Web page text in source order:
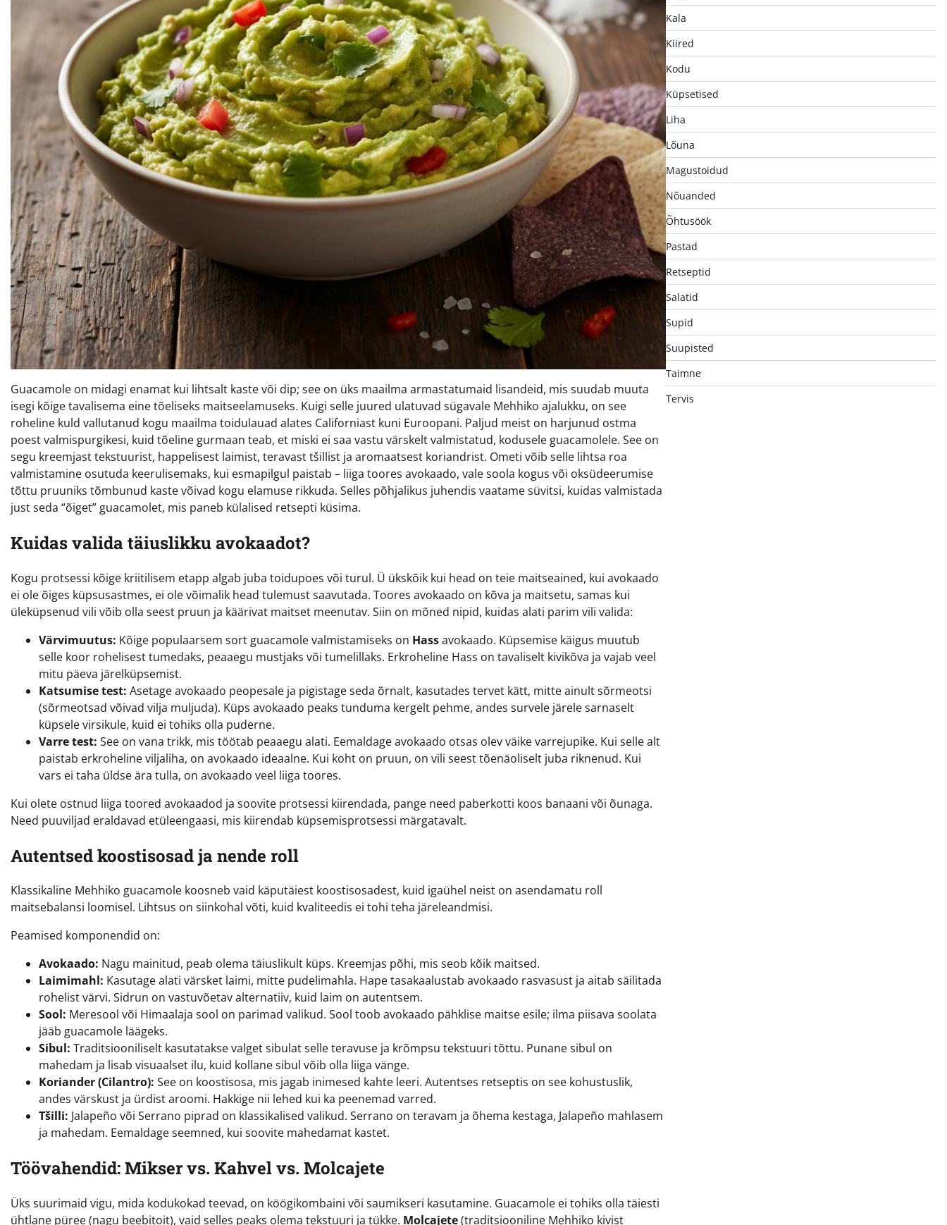
Guacamole on midagi enamat kui lihtsalt kaste või dip; see on üks maailma armastatumaid lisandeid, mis suudab muuta
isegi kõige tavalisema eine tõeliseks maitseelamuseks. Kuigi selle juured ulatuvad sügavale Mehhiko ajalukku, on see
roheline kuld vallutanud kogu maailma toidulauad alates Californiast kuni Euroopani. Paljud meist on harjunud ostma
poest valmispurgikesi, kuid tõeline gurmaan teab, et miski ei saa vastu värskelt valmistatud, kodusele guacamolele. See on
segu kreemjast tekstuurist, happelisest laimist, teravast tšillist ja aromaatsest koriandrist. Ometi võib selle lihtsa roa
valmistamine osutuda keerulisemaks, kui esmapilgul paistab – liiga toores avokaado, vale soola kogus või oksüdeerumise
tõttu pruuniks tõmbunud kaste võivad kogu elamuse rikkuda. Selles põhjalikus juhendis vaatame süvitsi, kuidas valmistada
just seda “õiget” guacamolet, mis paneb külalised retsepti küsima.
Kuidas valida täiuslikku avokaadot?
Kogu protsessi kõige kriitilisem etapp algab juba toidupoes või turul. Ü ükskõik kui head on teie maitseained, kui avokaado
ei ole õiges küpsusastmes, ei ole võimalik head tulemust saavutada. Toores avokaado on kõva ja maitsetu, samas kui
üleküpsenud vili võib olla seest pruun ja käärivat maitset meenutav. Siin on mõned nipid, kuidas alati parim vili valida:
Värvimuutus: Kõige populaarsem sort guacamole valmistamiseks on Hassavokaado. Küpsemise käigus muutub
selle koor rohelisest tumedaks, peaaegu mustjaks või tumelillaks. Erkroheline Hass on tavaliselt kivikõva ja vajab veel
mitu päeva järelküpsemist.
Katsumise test: Asetage avokaado peopesale ja pigistage seda õrnalt, kasutades tervet kätt, mitte ainult sõrmeotsi
(sõrmeotsad võivad vilja muljuda). Küps avokaado peaks tunduma kergelt pehme, andes survele järele sarnaselt
küpsele virsikule, kuid ei tohiks olla puderne.
Varre test: See on vana trikk, mis töötab peaaegu alati. Eemaldage avokaado otsas olev väike varrejupike. Kui selle alt
paistab erkroheline viljaliha, on avokaado ideaalne. Kui koht on pruun, on vili seest tõenäoliselt juba riknenud. Kui
vars ei taha üldse ära tulla, on avokaado veel liiga toores.
Kui olete ostnud liiga toored avokaadod ja soovite protsessi kiirendada, pange need paberkotti koos banaani või õunaga.
Need puuviljad eraldavad etüleengaasi, mis kiirendab küpsemisprotsessi märgatavalt.
Autentsed koostisosad ja nende roll
Klassikaline Mehhiko guacamole koosneb vaid käputäiest koostisosadest, kuid igaühel neist on asendamatu roll
maitsebalansi loomisel. Lihtsus on siinkohal võti, kuid kvaliteedis ei tohi teha järeleandmisi.
Peamised komponendid on:
Avokaado: Nagu mainitud, peab olema täiuslikult küps. Kreemjas põhi, mis seob kõik maitsed.
Laimimahl: Kasutage alati värsket laimi, mitte pudelimahla. Hape tasakaalustab avokaado rasvasust ja aitab säilitada
rohelist värvi. Sidrun on vastuvõetav alternatiiv, kuid laim on autentsem.
Sool: Meresool või Himaalaja sool on parimad valikud. Sool toob avokaado pähklise maitse esile; ilma piisava soolata
jääb guacamole läägeks.
Sibul: Traditsiooniliselt kasutatakse valget sibulat selle teravuse ja krõmpsu tekstuuri tõttu. Punane sibul on
mahedam ja lisab visuaalset ilu, kuid kollane sibul võib olla liiga vänge.
Koriander (Cilantro): See on koostisosa, mis jagab inimesed kahte leeri. Autentses retseptis on see kohustuslik,
andes värskust ja ürdist aroomi. Hakkige nii lehed kui ka peenemad varred.
Tšilli: Jalapeño või Serrano piprad on klassikalised valikud. Serrano on teravam ja õhema kestaga, Jalapeño mahlasem
ja mahedam. Eemaldage seemned, kui soovite mahedamat kastet.
Töövahendid: Mikser vs. Kahvel vs. Molcajete
Üks suurimaid vigu, mida kodukokad teevad, on köögikombaini või saumikseri kasutamine. Guacamole ei tohiks olla täiesti
ühtlane püree (nagu beebitoit), vaid selles peaks olema tekstuuri ja tükke. Molcajete(traditsiooniline Mehhiko kivist
Kala
Kiired
Kodu
Küpsetised
Liha
Lõuna
Magustoidud
Nõuanded
Õhtusöök
Pastad
Retseptid
Salatid
Supid
Suupisted
Taimne
Tervis